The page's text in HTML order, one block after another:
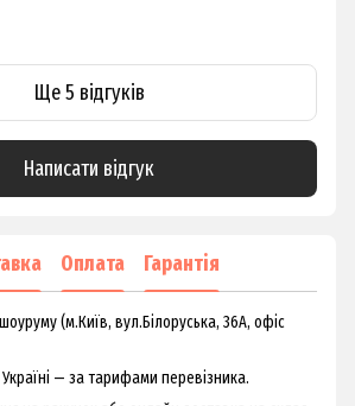
Ще 5 відгуків
Написати відгук
Оплата Гарантія
(м.Київ, вул.Білоруська, 36А, офіс
— за тарифами перевізника.